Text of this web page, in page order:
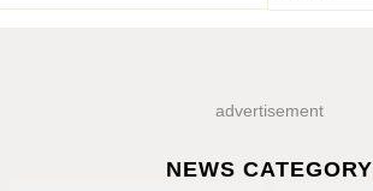
advertisement
NEWS CATEGORY